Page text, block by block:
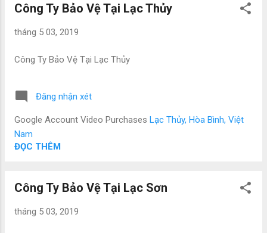
Công Ty Bảo Vệ Tại Lạc Thủy
tháng 5 03, 2019
Công Ty Bảo Vệ Tại Lạc Thủy
Đăng nhận xét
Google Account Video Purchases Lạc Thủy, Hòa Bình, Việt
Nam
ĐỌC THÊM
Công Ty Bảo Vệ Tại Lạc Sơn
tháng 5 03, 2019